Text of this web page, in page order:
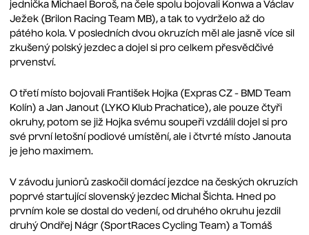
jednička Michael Boroš, na čele spolu bojovali Konwa a Václav
Ježek (Brilon Racing Team MB), a tak to vydrželo až do
pátého kola. V posledních dvou okruzích měl ale jasně více sil
zkušený polský jezdec a dojel si pro celkem přesvědčivé
prvenství.
O třetí místo bojovali František Hojka (Expras CZ - BMD Team
Kolín) a Jan Janout (LYKO Klub Prachatice), ale pouze čtyři
okruhy, potom se již Hojka svému soupeři vzdálil dojel si pro
své první letošní podiové umístění, ale i čtvrté místo Janouta
je jeho maximem.
V závodu juniorů zaskočil domácí jezdce na českých okruzích
poprvé startující slovenský jezdec Michal Šichta. Hned po
prvním kole se dostal do vedení, od druhého okruhu jezdil
druhý Ondřej Nágr (SportRaces Cycling Team) a Tomáš